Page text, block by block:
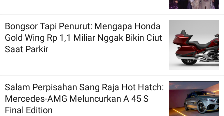
Bongsor Tapi Penurut: Mengapa Honda
Gold Wing Rp 1,1 Miliar Nggak Bikin Ciut
Saat Parkir
Salam Perpisahan Sang Raja Hot Hatch:
Mercedes-AMG Meluncurkan A 45 S
Final Edition